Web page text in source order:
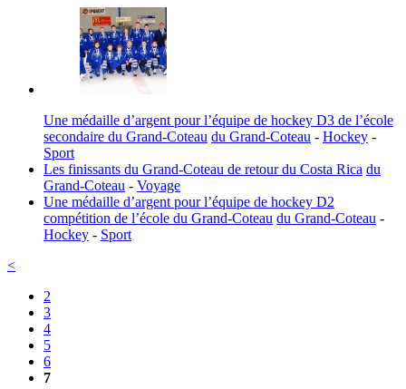
Une médaille d’argent pour l’équipe de hockey D3 de l’école
secondaire du Grand-Coteau du Grand-Coteau - Hockey -
Sport
Les finissants du Grand-Coteau de retour du Costa Rica du
Grand-Coteau - Voyage
Une médaille d’argent pour l’équipe de hockey D2
compétition de l’école du Grand-Coteau du Grand-Coteau -
Hockey - Sport
<
2
3
4
5
6
7